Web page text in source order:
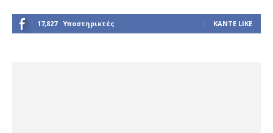
17,827 Υποστηρικτές ΚΆΝΤΕ LIKE